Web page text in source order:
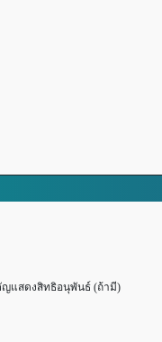
แสดงสิทธิอนุพันธ์ (ถ้ามี)